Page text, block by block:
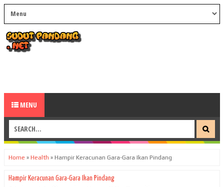
MENU
Home » Health » Hampir Keracunan Gara-Gara Ikan Pindang
Hampir Keracunan Gara-Gara Ikan Pindang